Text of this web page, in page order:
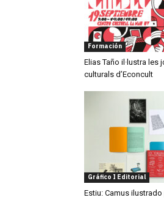
Formación
Elias Taño il·lustra les
culturals d’Econcult
Gráfico I Editorial
Estiu: Camus ilustrado